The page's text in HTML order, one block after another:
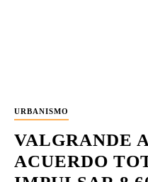
URBANISMO
VALGRANDE
ACUERDO